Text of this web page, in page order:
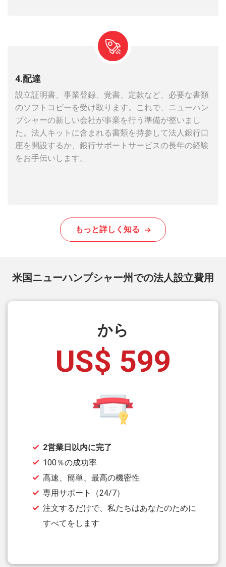
4.配達
設立証明書、事業登録、覚書、定款など、必要な書類
のソフトコピーを受け取ります。これで、ニューハン
プシャーの新しい会社が事業を行う準備が整いまし
た。法人キットに含まれる書類を持参して法人銀行口
座を開設するか、銀行サポートサービスの長年の経験
をお手伝いします。
もっと詳しく知る
米国ニューハンプシャー州での法人設立費用
から
US$ 599
2営業日以内に完了
100％の成功率
高速、簡単、最高の機密性
専用サポート（24/7）
注文するだけで、私たちはあなたのために
すべてをします